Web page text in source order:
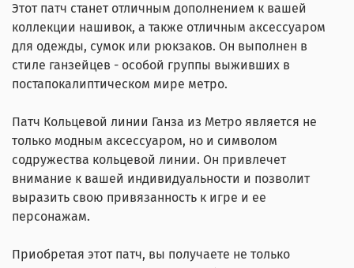
Этот патч станет отличным дополнением к вашей
коллекции нашивок, а также отличным аксессуаром
для одежды, сумок или рюкзаков. Он выполнен в
стиле ганзейцев - особой группы выживших в
постапокалиптическом мире метро.
Патч Кольцевой линии Ганза из Метро является не
только модным аксессуаром, но и символом
содружества кольцевой линии. Он привлечет
внимание к вашей индивидуальности и позволит
выразить свою привязанность к игре и ее
персонажам.
Приобретая этот патч, вы получаете не только